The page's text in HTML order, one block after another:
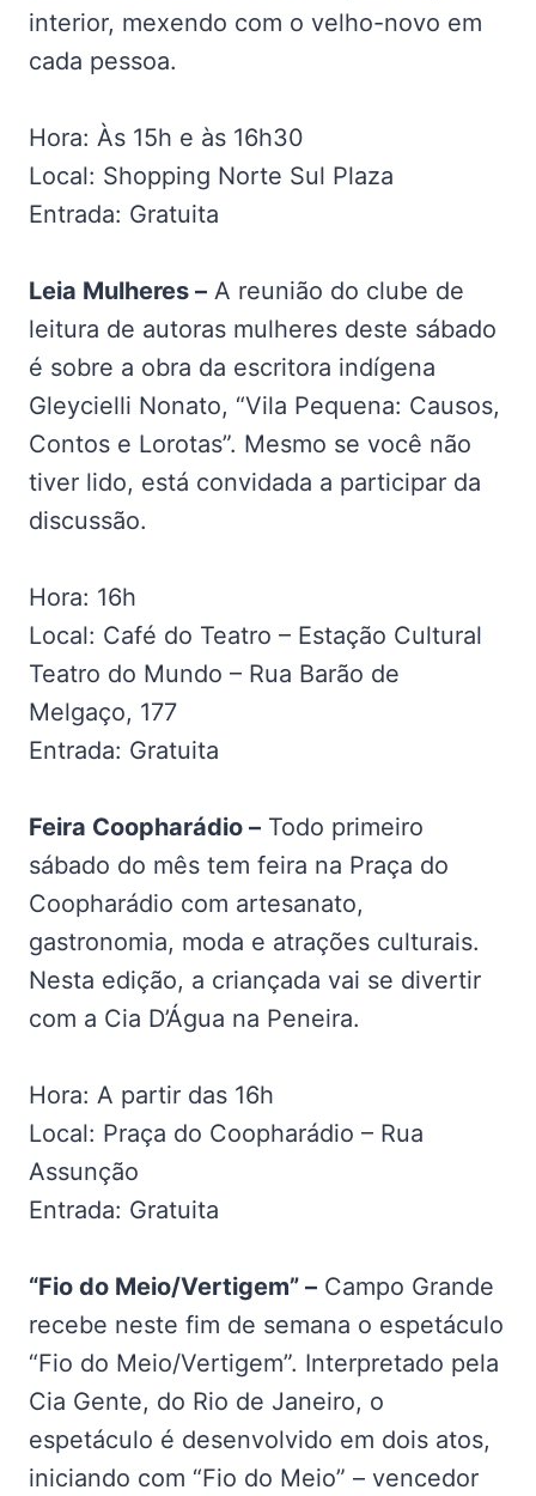
interior, mexendo com o velho-novo em
cada pessoa.
Hora: Às 15h e às 16h30
Local: Shopping Norte Sul Plaza
Entrada: Gratuita
Leia Mulheres – A reunião do clube de
leitura de autoras mulheres deste sábado
é sobre a obra da escritora indígena
Gleycielli Nonato, “Vila Pequena: Causos,
Contos e Lorotas”. Mesmo se você não
tiver lido, está convidada a participar da
discussão.
Hora: 16h
Local: Café do Teatro – Estação Cultural
Teatro do Mundo – Rua Barão de
Melgaço, 177
Entrada: Gratuita
Feira Coopharádio – Todo primeiro
sábado do mês tem feira na Praça do
Coopharádio com artesanato,
gastronomia, moda e atrações culturais.
Nesta edição, a criançada vai se divertir
com a Cia D’Água na Peneira.
Hora: A partir das 16h
Local: Praça do Coopharádio – Rua
Assunção
Entrada: Gratuita
“Fio do Meio/Vertigem” – Campo Grande
recebe neste fim de semana o espetáculo
“Fio do Meio/Vertigem”. Interpretado pela
Cia Gente, do Rio de Janeiro, o
espetáculo é desenvolvido em dois atos,
iniciando com “Fio do Meio” – vencedor